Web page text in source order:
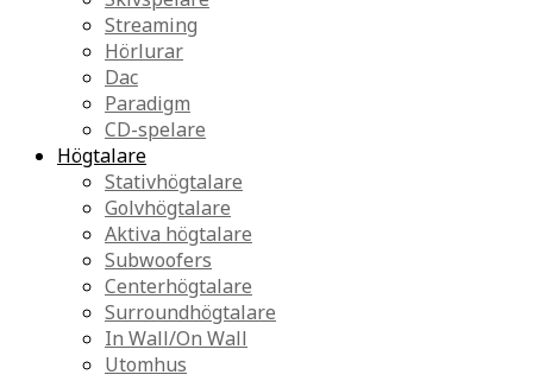
Streaming
Hörlurar
Dac
Paradigm
CD-spelare
Högtalare
Stativhögtalare
Golvhögtalare
Aktiva högtalare
Subwoofers
Centerhögtalare
Surroundhögtalare
In Wall/On Wall
Utomhus